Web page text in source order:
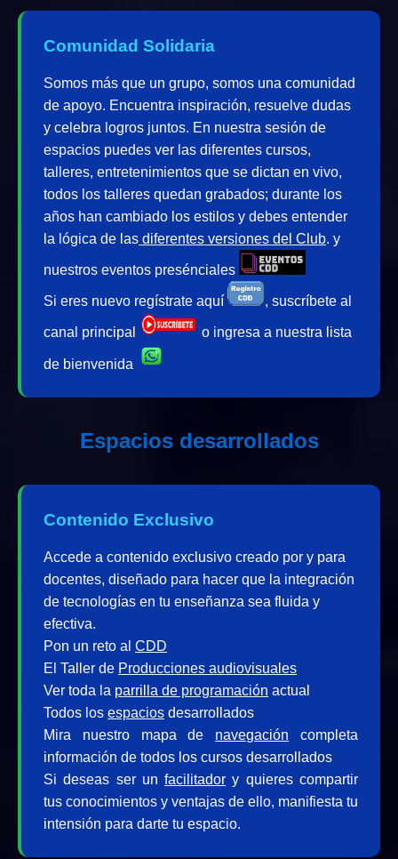
Comunidad Solidaria
Somos más que un grupo, somos una comunidad
de apoyo. Encuentra inspiración, resuelve dudas
y celebra logros juntos. En nuestra sesión de
espacios puedes ver las diferentes cursos,
talleres, entretenimientos que se dictan en vivo,
todos los talleres quedan grabados; durante los
años han cambiado los estilos y debes entender
la lógica de las diferentes versiones del Club. y
nuestros eventos presénciales
Si eres nuevo regístrate aquí , suscríbete al
canal principal o ingresa a nuestra lista
de bienvenida
Espacios desarrollados
Contenido Exclusivo
Accede a contenido exclusivo creado por y para
docentes, diseñado para hacer que la integración
de tecnologías en tu enseñanza sea fluida y
efectiva.
Pon un reto al CDD
El Taller de Producciones audiovisuales
Ver toda la parrilla de programación actual
Todos los espacios desarrollados
Mira nuestro mapa de navegación completa
información de todos los cursos desarrollados
Si deseas ser unfacilitador y quieres compartir
tus conocimientos y ventajas de ello, manifiesta tu
intensión para darte tu espacio.